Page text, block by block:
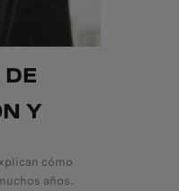
DE
Y
cómo
años.